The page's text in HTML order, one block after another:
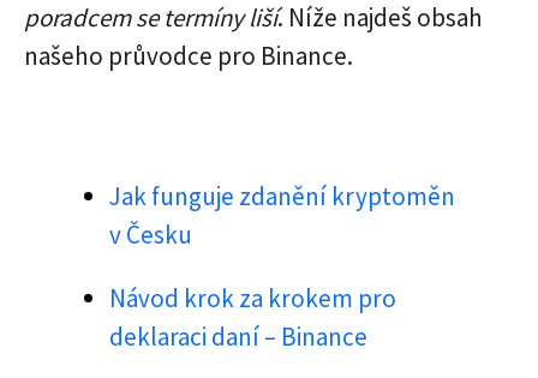
poradcem se termíny liší. Níže najdeš obsah
našeho průvodce pro Binance.
Jak funguje zdanění kryptoměn
v Česku
Návod krok za krokem pro
deklaraci daní – Binance